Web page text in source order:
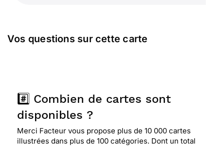
Vos questions sur cette carte
#️⃣ Combien de cartes sont
disponibles ?
Merci Facteur vous propose plus de 10 000 cartes
illustrées dans plus de 100 catégories. Dont un total